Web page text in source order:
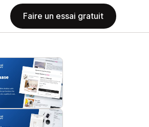
Faire un essai gratuit